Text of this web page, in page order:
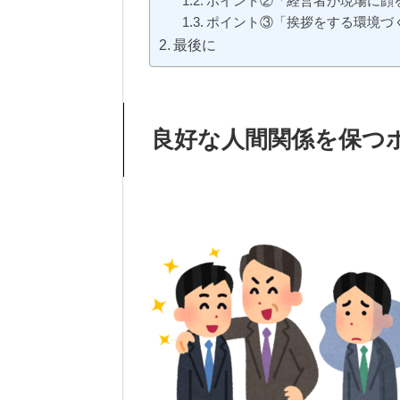
ポイント③「挨拶をする環境づ
最後に
良好な人間関係を保つ